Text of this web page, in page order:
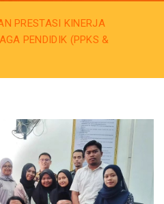
PRESTASI KINERJA
PENDIDIK (PPKS &